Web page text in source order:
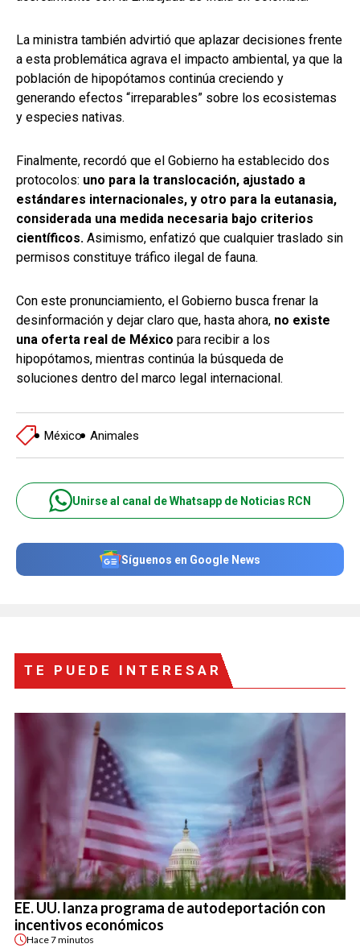
La ministra también advirtió que aplazar decisiones frente
a esta problemática agrava el impacto ambiental, ya que la
población de hipopótamos continúa creciendo y
generando efectos “irreparables” sobre los ecosistemas
y especies nativas.
Finalmente, recordó que el Gobierno ha establecido dos
protocolos: uno para la translocación, ajustado a
estándares internacionales, y otro para la eutanasia,
considerada una medida necesaria bajo criterios
científicos. Asimismo, enfatizó que cualquier traslado sin
permisos constituye tráfico ilegal de fauna.
Con este pronunciamiento, el Gobierno busca frenar la
desinformación y dejar claro que, hasta ahora, no existe
una oferta real de México para recibir a los
hipopótamos, mientras continúa la búsqueda de
soluciones dentro del marco legal internacional.
México Animales
Unirse al canal de Whatsapp de Noticias RCN
Síguenos en Google News
TE PUEDE INTERESAR
EE. UU. lanza programa de autodeportación con
incentivos económicos
Hace7 minutos